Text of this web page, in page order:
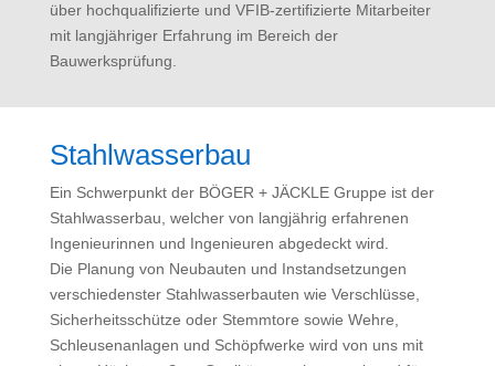
über hochqualifizierte und VFIB-zertifizierte Mitarbeiter
mit langjähriger Erfahrung im Bereich der
Bauwerksprüfung.
Stahlwasserbau
Ein Schwerpunkt der BÖGER + JÄCKLE Gruppe ist der
Stahlwasserbau, welcher von langjährig erfahrenen
Ingenieurinnen und Ingenieuren abgedeckt wird.
Die Planung von Neubauten und Instandsetzungen
verschiedenster Stahlwasserbauten wie Verschlüsse,
Sicherheitsschütze oder Stemmtore sowie Wehre,
Schleusenanlagen und Schöpfwerke wird von uns mit